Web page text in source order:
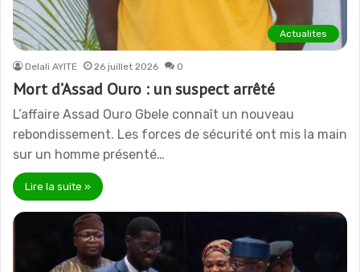
Actualites
Delali AYITE 26 juillet 2026 0
Mort d’Assad Ouro : un suspect arrêté
L’affaire Assad Ouro Gbele connaît un nouveau
rebondissement. Les forces de sécurité ont mis la main
sur un homme présenté…
Lire la suite »